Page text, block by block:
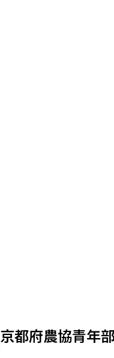
京都府農協青年